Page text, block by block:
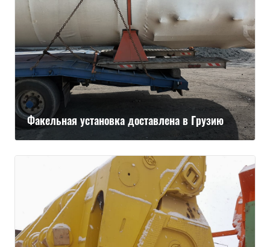
Факельная установка доставлена в Грузию